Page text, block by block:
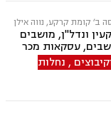
ונדל"ן, מושבים
עסקאות מכר
הסכמי ממון,
רשויות
ובוררות, דיני
, נחלות